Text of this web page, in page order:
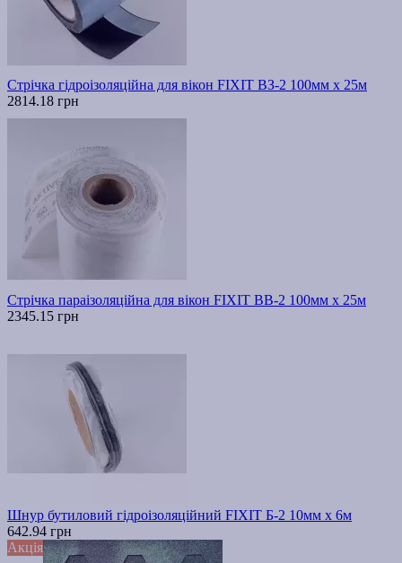
Стрічка гідроізоляційна для вікон FIXIT ВЗ-2 100мм х 25м
2814.18 грн
Стрічка параізоляційна для вікон FIXIT ВВ-2 100мм х 25м
2345.15 грн
Шнур бутиловий гідроізоляційний FIXIT Б-2 10мм х 6м
642.94 грн
Акція